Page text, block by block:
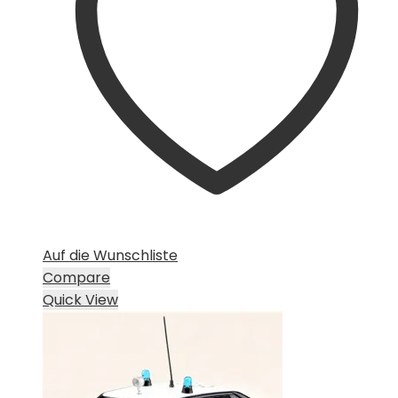
Auf die Wunschliste
Compare
Quick View